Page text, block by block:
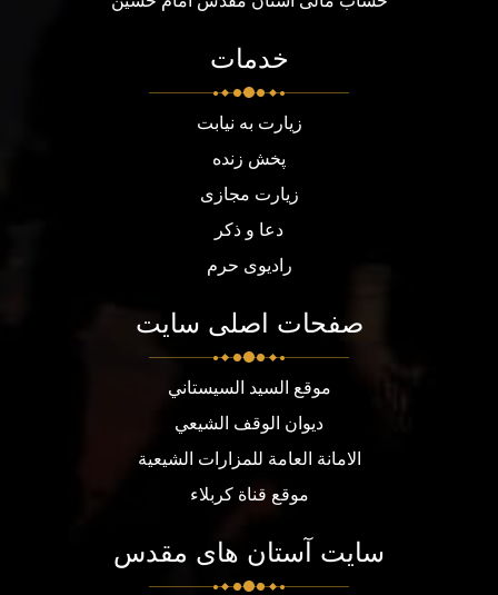
خدمات
زیارت به نیابت
پخش زنده
زیارت مجازی
دعا و ذکر
رادیوی حرم
صفحات اصلی سایت
موقع السيد السيستاني
ديوان الوقف الشيعي
الامانة العامة للمزارات الشيعية
موقع قناة كربلاء
سایت آستان های مقدس